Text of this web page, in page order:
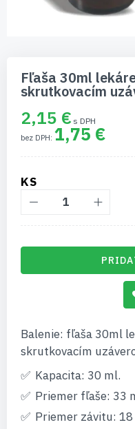
začiatok
galérie
Fľaša 30ml
skrutkovacím
2,15 €
1,75 €
KS
Balenie: fľaša 30ml
skrutkovacím
Kapacita: 30 ml.
Priemer fľaše: 33
Priemer závitu: 18